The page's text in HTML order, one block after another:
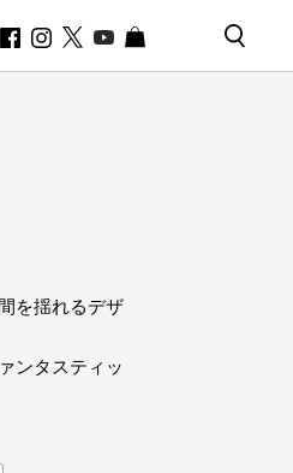
を揺れるデザ
ンタスティッ